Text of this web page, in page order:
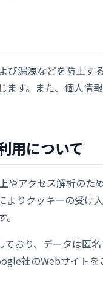
び漏洩などを防止す
ます。また、個人情
用について
やアクセス解析の
よりクッキーの受け
おり、データは匿
社のWebサイトを